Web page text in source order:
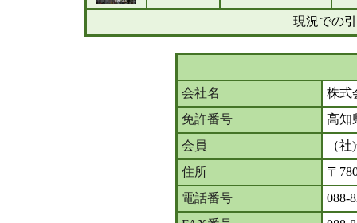
現況での
会社名
株式
免許番号
高知
会員
（
住所
〒
電話番号
088-